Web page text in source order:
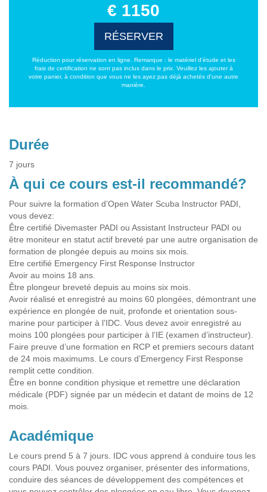
€ 1150
RÉSERVER
Réduction pour réservation en ligne. Remarque : le matériel d'étude et les
frais de certification ne sont pas inclus dans le prix. Veuillez les ajouter à
votre panier, à condition que vous ne les ayez pas déjà achetés d'une autre
manière.
Durée
7 jours
À qui ce cours est-il recommandé?
Pour suivre la formation d’Open Water Scuba Instructor PADI,
vous devez:
Être certifié Divemaster PADI ou Assistant Instructeur PADI ou
être moniteur en statut actif breveté par une autre organisation de
formation de plongée depuis au moins six mois.
Etre certifié Emergency First Response Instructor
Avoir au moins 18 ans.
Être plongeur breveté depuis au moins six mois.
Avoir réalisé et enregistré au moins 60 plongées, démontrant une
expérience en plongée de nuit, profonde et orientation sous-
marine pour participer à l’IDC. Vous devez avoir enregistré au
moins 100 plongées pour participer à l’IE (examen d’instructeur).
Faire preuve d’une formation en RCP et premiers secours datant
de 24 mois maximums. Le cours d’Emergency First Response
remplit cette condition.
Être en bonne condition physique et remettre une déclaration
médicale (PDF) signée par un médecin et datant de moins de 12
mois.
Académique
Le cours prend 5 à 7 jours. IDC vous apprend à conduire tous les
cours PADI. Vous pouvez organiser, présenter des informations,
conduire des séances de développement des compétences et